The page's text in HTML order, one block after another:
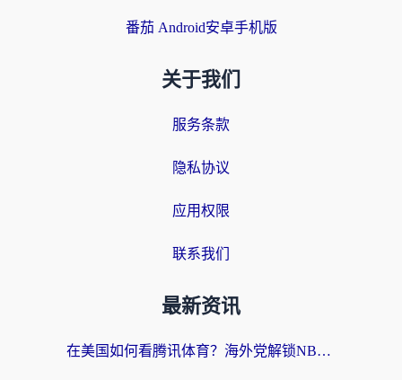
番茄 Android安卓手机版
关于我们
服务条款
隐私协议
应用权限
联系我们
最新资讯
在美国如何看腾讯体育？海外党解锁NBA欧洲杯直播的终极攻略